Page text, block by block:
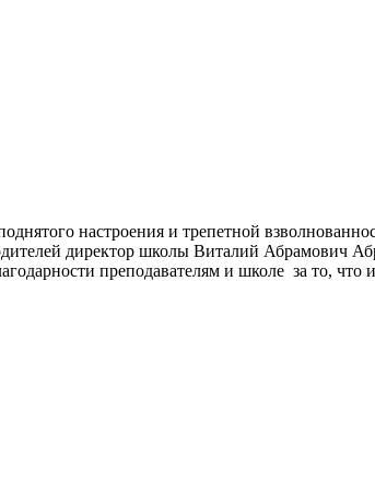
настроения и трепетной
директор школы Виталий Абрамович
преподавателям и школе за то, что